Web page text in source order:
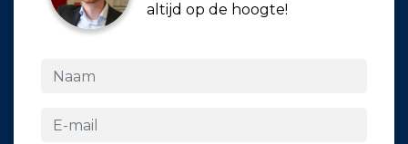
altijd op de hoogte!